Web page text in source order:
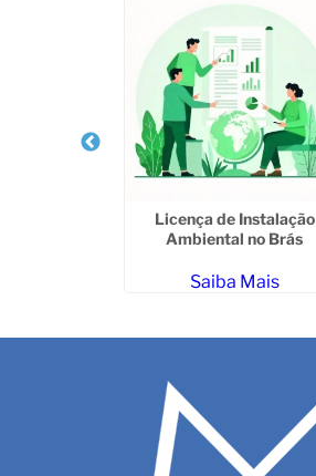
Licença de Instalação
Ambiental no Brás
Saiba Mais